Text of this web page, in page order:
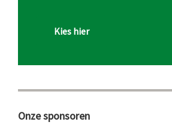
Kies hier
Onze sponsoren